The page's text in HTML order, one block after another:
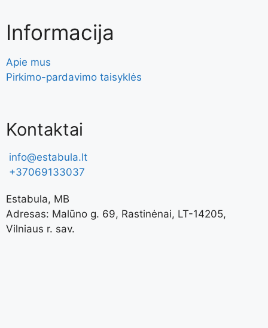
Informacija
Apie mus
Pirkimo-pardavimo taisyklės
Kontaktai
info@estabula.lt
+37069133037
Estabula, MB
Adresas: Malūno g. 69, Rastinėnai, LT-14205,
Vilniaus r. sav.